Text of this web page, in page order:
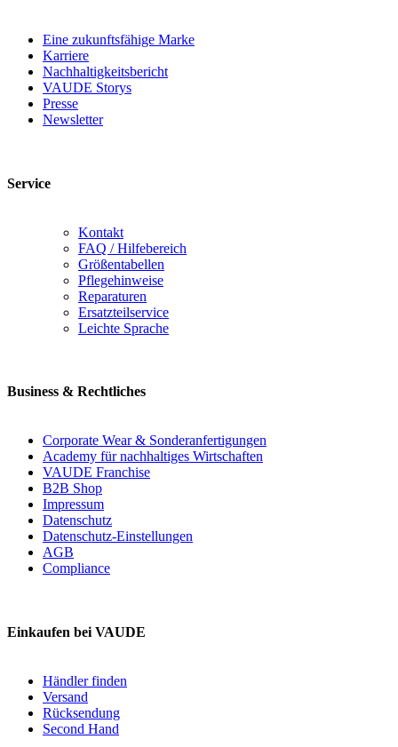
Eine zukunftsfähige Marke
Karriere
Nachhaltigkeitsbericht
VAUDE Storys
Presse
Newsletter
Service
Kontakt
FAQ / Hilfebereich
Größentabellen
Pflegehinweise
Reparaturen
Ersatzteilservice
Leichte Sprache
Business & Rechtliches
Corporate Wear & Sonderanfertigungen
Academy für nachhaltiges Wirtschaften
VAUDE Franchise
B2B Shop
Impressum
Datenschutz
Datenschutz-Einstellungen
AGB
Compliance
Einkaufen bei VAUDE
Händler finden
Versand
Rücksendung
Second Hand